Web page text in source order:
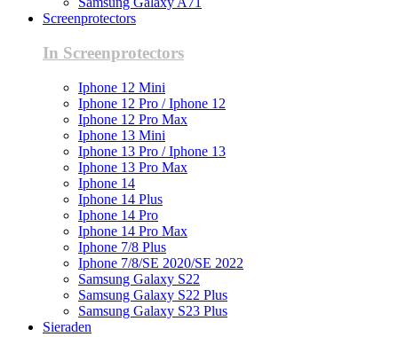
Screenprotectors
In Screenprotectors
Iphone 12 Mini
Iphone 12 Pro / Iphone 12
Iphone 12 Pro Max
Iphone 13 Mini
Iphone 13 Pro / Iphone 13
Iphone 13 Pro Max
Iphone 14
Iphone 14 Plus
Iphone 14 Pro
Iphone 14 Pro Max
Iphone 7/8 Plus
Iphone 7/8/SE 2020/SE 2022
Samsung Galaxy S22
Samsung Galaxy S22 Plus
Samsung Galaxy S23 Plus
Sieraden